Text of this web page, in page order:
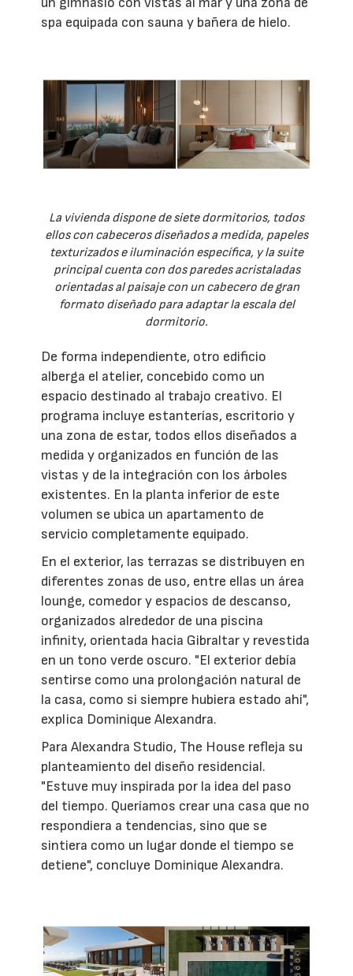
spa equipada con sauna y bañera de hielo.
La vivienda dispone de siete dormitorios, todos
ellos con cabeceros diseñados a medida, papeles
texturizados e iluminación específica, y la suite
principal cuenta con dos paredes acristaladas
orientadas al paisaje con un cabecero de gran
formato diseñado para adaptar la escala del
dormitorio.
De forma independiente, otro edificio
alberga el atelier, concebido como un
espacio destinado al trabajo creativo. El
programa incluye estanterías, escritorio y
una zona de estar, todos ellos diseñados a
medida y organizados en función de las
vistas y de la integración con los árboles
existentes. En la planta inferior de este
volumen se ubica un apartamento de
servicio completamente equipado.
En el exterior, las terrazas se distribuyen en
diferentes zonas de uso, entre ellas un área
lounge, comedor y espacios de descanso,
organizados alrededor de una piscina
infinity, orientada hacia Gibraltar y revestida
en un tono verde oscuro. "El exterior debía
sentirse como una prolongación natural de
la casa, como si siempre hubiera estado ahí",
explica Dominique Alexandra.
Para Alexandra Studio, The House refleja su
planteamiento del diseño residencial.
"Estuve muy inspirada por la idea del paso
del tiempo. Queríamos crear una casa que no
respondiera a tendencias, sino que se
sintiera como un lugar donde el tiempo se
detiene", concluye Dominique Alexandra.